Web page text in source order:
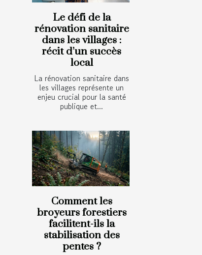
Le défi de la
rénovation sanitaire
dans les villages :
récit d’un succès
local
La rénovation sanitaire dans
les villages représente un
enjeu crucial pour la santé
publique et...
Comment les
broyeurs forestiers
facilitent-ils la
stabilisation des
pentes ?